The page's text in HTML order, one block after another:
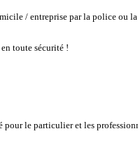
/ entreprise par la police ou
toute sécurité !
pour le particulier et les